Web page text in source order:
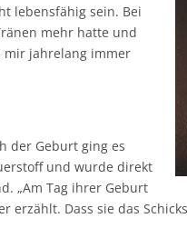
lebensfähig sein. Bei
mehr hatte und
mir jahrelang immer
der Geburt ging es
und wurde direkt
„Am Tag ihrer Geburt
erzählt. Dass sie das